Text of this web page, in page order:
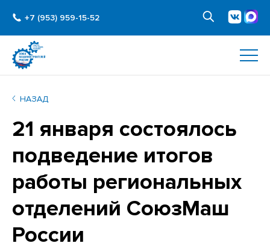
+7 (953) 959-15-52
НАЗАД
21 января состоялось
подведение итогов
работы региональных
отделений СоюзМаш
России